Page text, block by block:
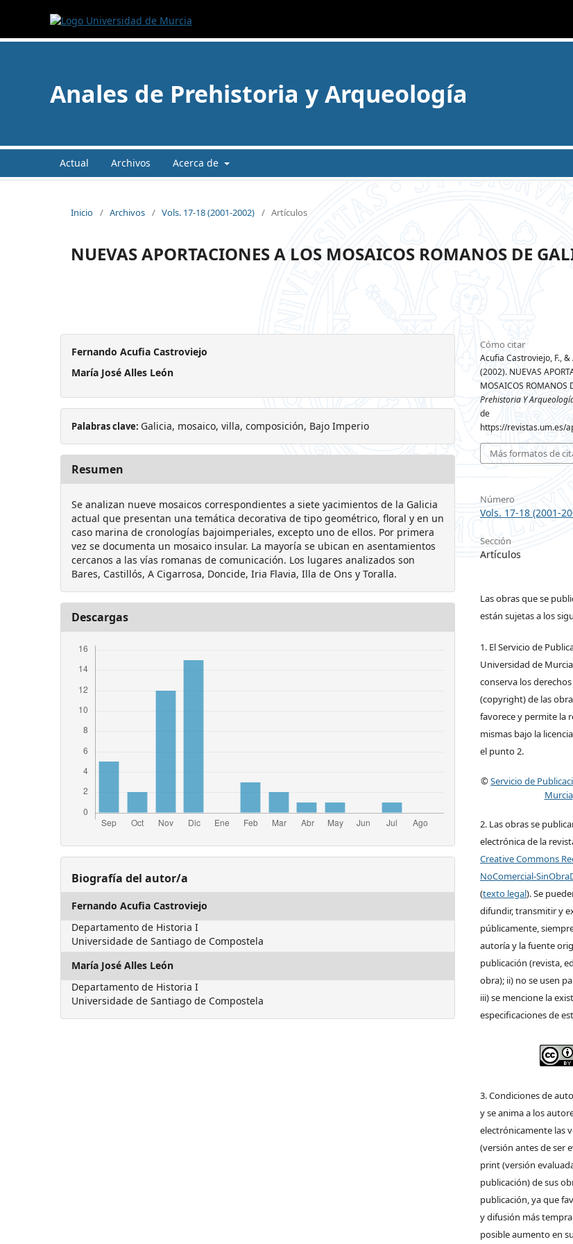
Anales de Prehistoria y Arqueología
Actual Archivos Acerca de
Inicio / Archivos / Vols. 17-18 (2001-2002) / Artículos
NUEVAS APORTACIONES A LOS MOSAICOS ROMANOS DE
Fernando Acufia Castroviejo
María José Alles León
Palabras clave: Galicia, mosaico, villa, composición, Bajo Imperio
Resumen
Se analizan nueve mosaicos correspondientes a siete yacimientos de la Galicia
actual que presentan una temática decorativa de tipo geométrico, floral y en un
caso marina de cronologías bajoimperiales, excepto uno de ellos. Por primera
vez se documenta un mosaico insular. La mayoría se ubican en asentamientos
cercanos a las vías romanas de comunicación. Los lugares analizados son
Bares, Castillós, A Cigarrosa, Doncide, Iria Flavia, Illa de Ons y Toralla.
Descargas
Biografía del autor/a
Fernando Acufia Castroviejo
Departamento de Historia I
Universidade de Santiago de Compostela
María José Alles León
Departamento de Historia I
Universidade de Santiago de Compostela
Cómo citar
Acufia Castroviejo, F., &
(2002). NUEVAS
MOSAICOS ROMANOS
Prehistoria Y
de
https://revistas.um.es/
Más formatos de
Número
Vols. 17-18 (2001-
Sección
Artículos
Las obras que se
están sujetas a los
1. El Servicio de
Universidad de
conserva los
(copyright) de las
favorece y permite la
mismas bajo la
el punto 2.
©Servicio de
Murcia
2. Las obras se
electrónica de la
Creative Commons
NoComercial-
(texto legal). Se
difundir, transmitir y
públicamente,
autoría y la fuente
publicación (revista,
obra); ii) no se usen
iii) se mencione la
especificaciones de
3. Condiciones de
y se anima a los
electrónicamente las
(versión antes de ser
print (versión
publicación) de sus
publicación, ya que
y difusión más
posible aumento en